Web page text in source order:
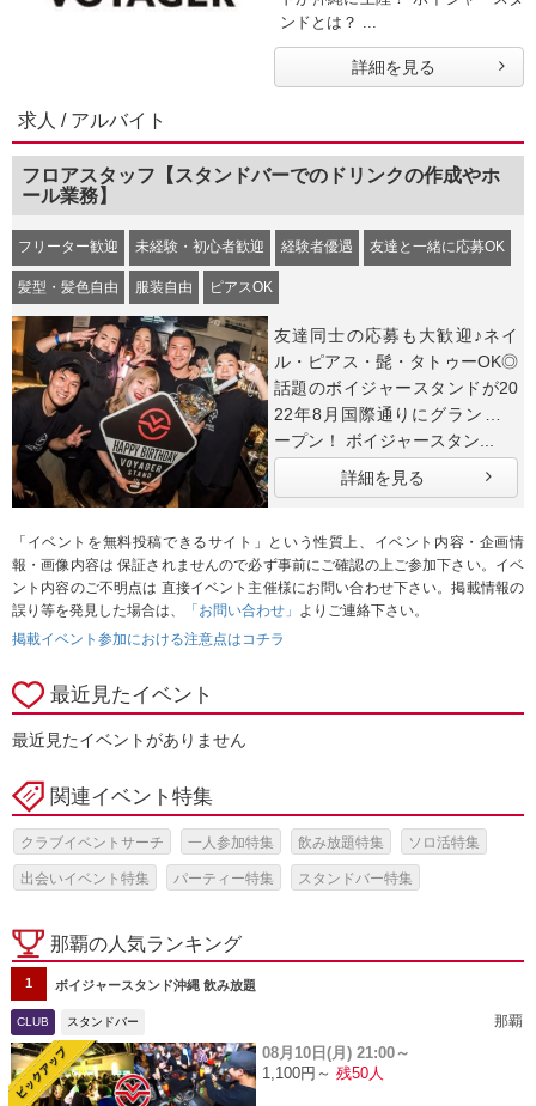
ンドとは？ ...
詳細を見る
求人 / アルバイト
フロアスタッフ【スタンドバーでのドリンクの作成やホ
ール業務】
フリーター歓迎 未経験・初心者歓迎 経験者優遇 友達と一緒に応募OK
髪型・髪色自由 服装自由 ピアスOK
友達同士の応募も大歓迎♪ネイ
ル・ピアス・髭・タトゥーOK◎
話題のボイジャースタンドが20
22年8月国際通りにグランドオ
ープン！ ボイジャースタン...
詳細を見る
「イベントを無料投稿できるサイト」という性質上、イベント内容・企画情
報・画像内容は 保証されませんので必ず事前にご確認の上ご参加下さい。イベ
ント内容のご不明点は 直接イベント主催様にお問い合わせ下さい。掲載情報の
誤り等を発見した場合は、
「お問い合わせ」 よりご連絡下さい。
掲載イベント参加における注意点はコチラ
最近見たイベント
最近見たイベントがありません
関連イベント特集
クラブイベントサーチ 一人参加特集 飲み放題特集 ソロ活特集
出会いイベント特集 パーティー特集 スタンドバー特集
那覇の人気ランキング
1 ボイジャースタンド沖縄 飲み放題
CLUB スタンドバー 那覇
08月10日(月) 21:00～
1,100円～ 残50人